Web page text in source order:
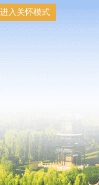
进入关怀模式